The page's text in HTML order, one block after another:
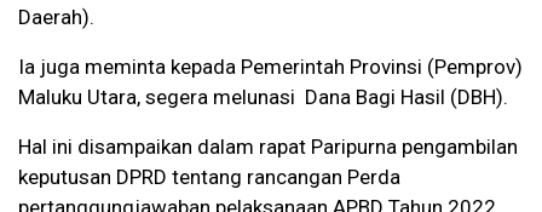
Daerah).
Ia juga meminta kepada Pemerintah Provinsi (Pemprov)
Maluku Utara, segera melunasi Dana Bagi Hasil (DBH).
Hal ini disampaikan dalam rapat Paripurna pengambilan
keputusan DPRD tentang rancangan Perda
pertanggungjawaban pelaksanaan APBD Tahun 2022